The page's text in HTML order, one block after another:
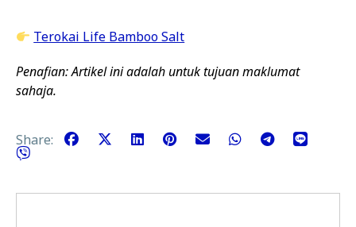
Terokai Life Bamboo Salt
Penafian: Artikel ini adalah untuk tujuan maklumat
sahaja.
Share: